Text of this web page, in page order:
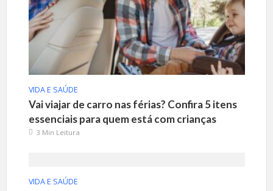
VIDA E SAÚDE
Vai viajar de carro nas férias? Confira 5 itens
essenciais para quem está com crianças
3 Min Leitura
VIDA E SAÚDE